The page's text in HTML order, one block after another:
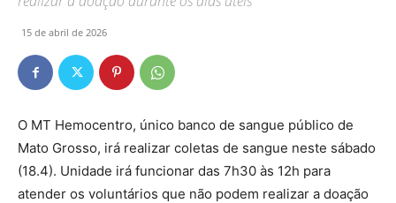
15 de abril de 2026
O MT Hemocentro, único banco de sangue público de
Mato Grosso, irá realizar coletas de sangue neste sábado
(18.4). Unidade irá funcionar das 7h30 às 12h para
atender os voluntários que não podem realizar a doação